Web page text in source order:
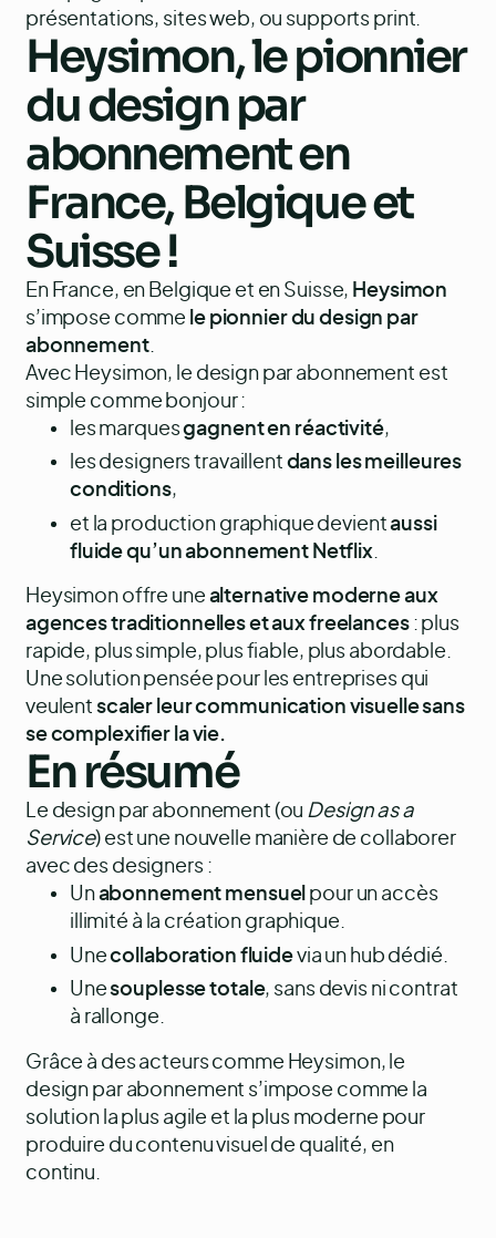
présentations, sites web, ou supports print.
Heysimon, le pionnier
dudesign par
abonnementen
France, Belgique et
Suisse !
En France, en Belgique et en Suisse, Heysimon
s’impose comme le pionnier du design par
abonnement.
Avec Heysimon, le design par abonnement est
simple comme bonjour :
les marquesgagnent en réactivité,
les designers travaillent dans les meilleures
conditions,
et la production graphique devientaussi
fluide qu’un abonnement Netflix.
Heysimon offre une alternative moderne aux
agences traditionnelles et aux freelances: plus
rapide, plus simple, plus fiable, plus abordable.
Une solution pensée pour les entreprises qui
veulent scaler leur communication visuelle sans
se complexifier la vie.
En résumé
Le design par abonnement (ou Design as a
Service) est une nouvelle manière de collaborer
avec des designers :
Unabonnement mensuel pour un accès
illimité à la création graphique.
Unecollaboration fluidevia un hub dédié.
Unesouplesse totale, sans devis ni contrat
à rallonge.
Grâce à des acteurs comme Heysimon, le
design par abonnement s’impose comme la
solution la plus agile et la plus moderne pour
produire du contenu visuel de qualité, en
continu.